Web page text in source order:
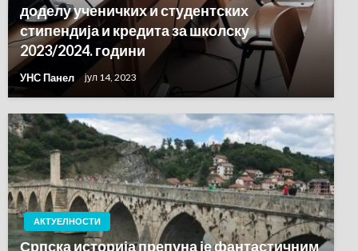
доделу ученичких и студентских
стипендија и кредита за школску
2023/2024. години
УНС Панел јул 14, 2023
АКТУЕЛНОСТИ
Српска историја препуна је фантастичним